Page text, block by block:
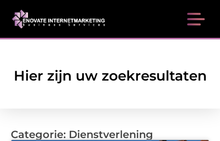
Hier zijn uw zoekresultaten
Categorie: Dienstverlening